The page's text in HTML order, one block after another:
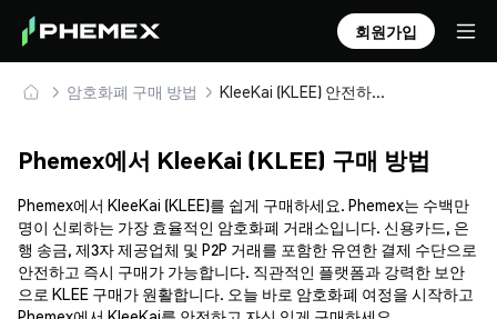
회원가입
암호화폐 구매 방법 KleeKai (KLEE) 안전하게 구매 및 보관
Phemex에서 KleeKai (KLEE) 구매 방법
Phemex에서 KleeKai (KLEE)를 쉽게 구매하세요. Phemex는 수백만
명이 신뢰하는 가장 효율적인 암호화폐 거래소입니다. 신용카드, 은
행 송금, 제3자 제공업체 및 P2P 거래를 포함한 유연한 결제 수단으로
안전하고 즉시 구매가 가능합니다. 직관적인 플랫폼과 강력한 보안
으로 KLEE 구매가 원활합니다. 오늘 바로 암호화폐 여정을 시작하고